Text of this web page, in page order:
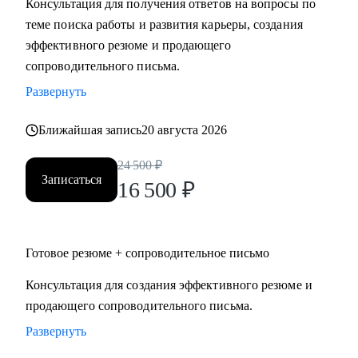
Кому могу помочь:
• карьерного консультирования
• продаж
• маркетинга
• аналитики
• финансов
• логистики
Я помогу вам, даже если вы:
• несколько лет не работали;
Консультация для получения ответов на вопросы по
теме поиска работы и развития карьеры, создания
эффективного резюме и продающего
сопроводительного письма.
Развернуть
Ближайшая запись20 августа 2026
Записаться
24 500 ₽
16 500 ₽
Готовое резюме + сопроводительное письмо
Консультация для создания эффективного резюме и
продающего сопроводительного письма.
Развернуть